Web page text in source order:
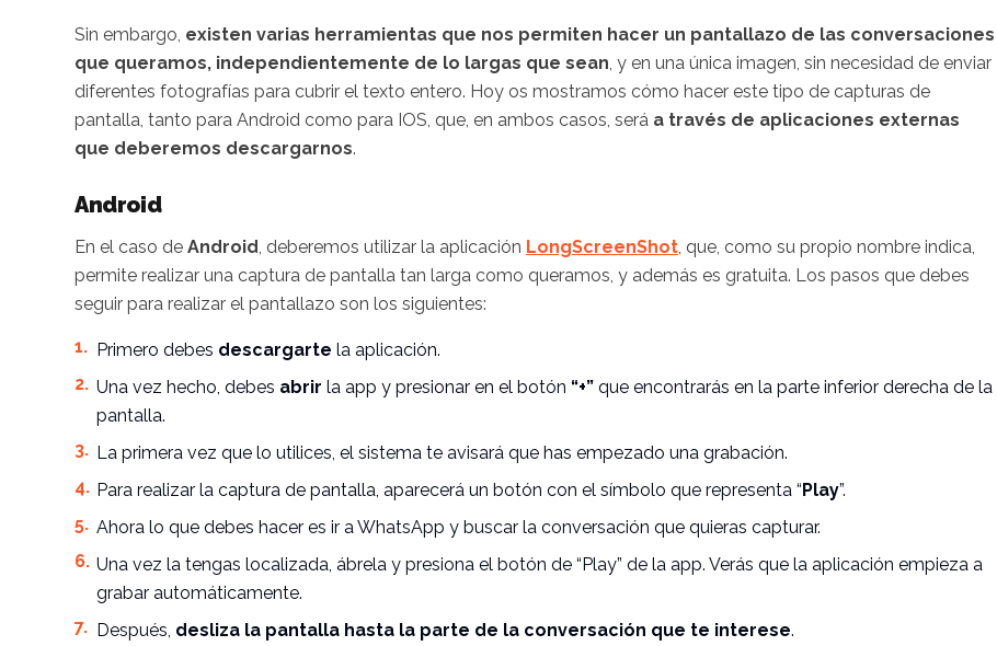
Sin embargo, existen varias herramientas que nos permiten hacer un pantallazo de las conversaciones
que queramos, independientemente de lo largas que sean , y en una única imagen, sin necesidad de enviar
diferentes fotografías para cubrir el texto entero. Hoy os mostramos cómo hacer este tipo de capturas de
pantalla, tanto para Android como para IOS, que, en ambos casos, será a través de aplicaciones externas
que deberemos descargarnos.
Android
En el caso de Android , deberemos utilizar la aplicación LongScreenShot , que, como su propio nombre indica,
permite realizar una captura de pantalla tan larga como queramos, y además es gratuita. Los pasos que debes
seguir para realizar el pantallazo son los siguientes:
Primero debes descargarte la aplicación.
Una vez hecho, debes abrir la app y presionar en el botón “+” que encontrarás en la parte inferior derecha de la
pantalla.
La primera vez que lo utilices, el sistema te avisará que has empezado una grabación.
Para realizar la captura de pantalla, aparecerá un botón con el símbolo que representa “Play”.
Ahora lo que debes hacer es ir a WhatsApp y buscar la conversación que quieras capturar.
Una vez la tengas localizada, ábrela y presiona el botón de “Play” de la app. Verás que la aplicación empieza a
grabar automáticamente.
Después, desliza la pantalla hasta la parte de la conversación que te interese.